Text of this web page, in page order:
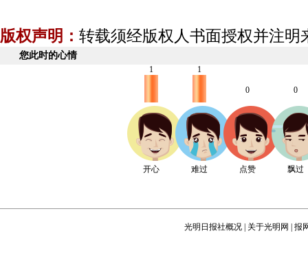
版权声明： 转载须经版权人书面授权并注明
您此时的心情
1
开心
1
难过
0
点赞
0
飘过
光明日报社概况 关于光明网 报